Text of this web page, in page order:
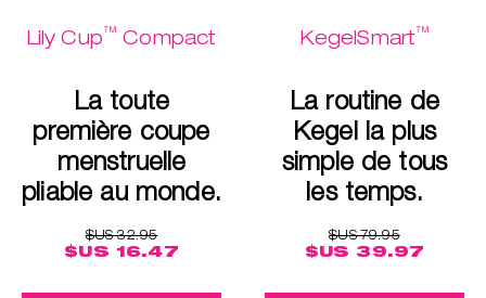
Lily Cup™ Compact
La toute
première coupe
menstruelle
pliable au monde.
$US 32.95
$US 16.47
KegelSmart™
La routine de
Kegel la plus
simple de tous
les temps.
$US 79.95
$US 39.97